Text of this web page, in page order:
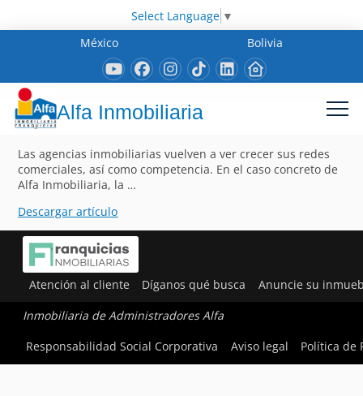
Select Language ▼
México
Bolivia
Alfa Inmobiliaria
Las agencias inmobiliarias vuelven a ver crecer sus redes
comerciales, así como competencia. En el caso concreto de
Alfa Inmobiliaria, la …
Descargar artículo
Atención al cliente Díganos qué busca Anuncie su
Inmobiliaria de Administradores Alfa
Responsabilidad Social Corporativa
Aviso legal Política de